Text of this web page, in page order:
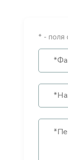
* - поля